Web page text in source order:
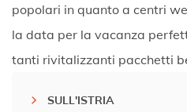
popolari in quanto a centri
la data per la vacanza
tanti rivitalizzanti pacchetti
SULL'ISTRIA